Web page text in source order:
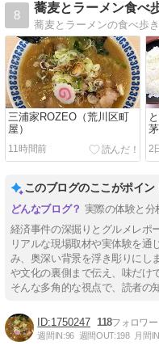
8
蕎麦とラーメン食べ
三浦家ROZEO（荒川区町
屋）
11時間前
2
このブログのここがポイン
実際の体験と分
経済事件の深掘りとグルメレポ
リアルな現場取材や実体験を通
み、奥深い背景を浮き彫りにし
や文化の裏側まで伝え、味だけ
そんな多角的な視点で、読者の
1750247 118
週間IN:96 週間OUT:198 月間